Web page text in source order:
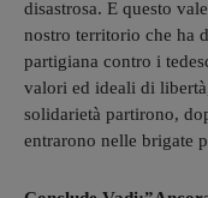
disastrosa. E questo
nostro territorio che ha
partigiana contro i
valori ed ideali di
solidarietà partirono,
entrarono nelle brigate